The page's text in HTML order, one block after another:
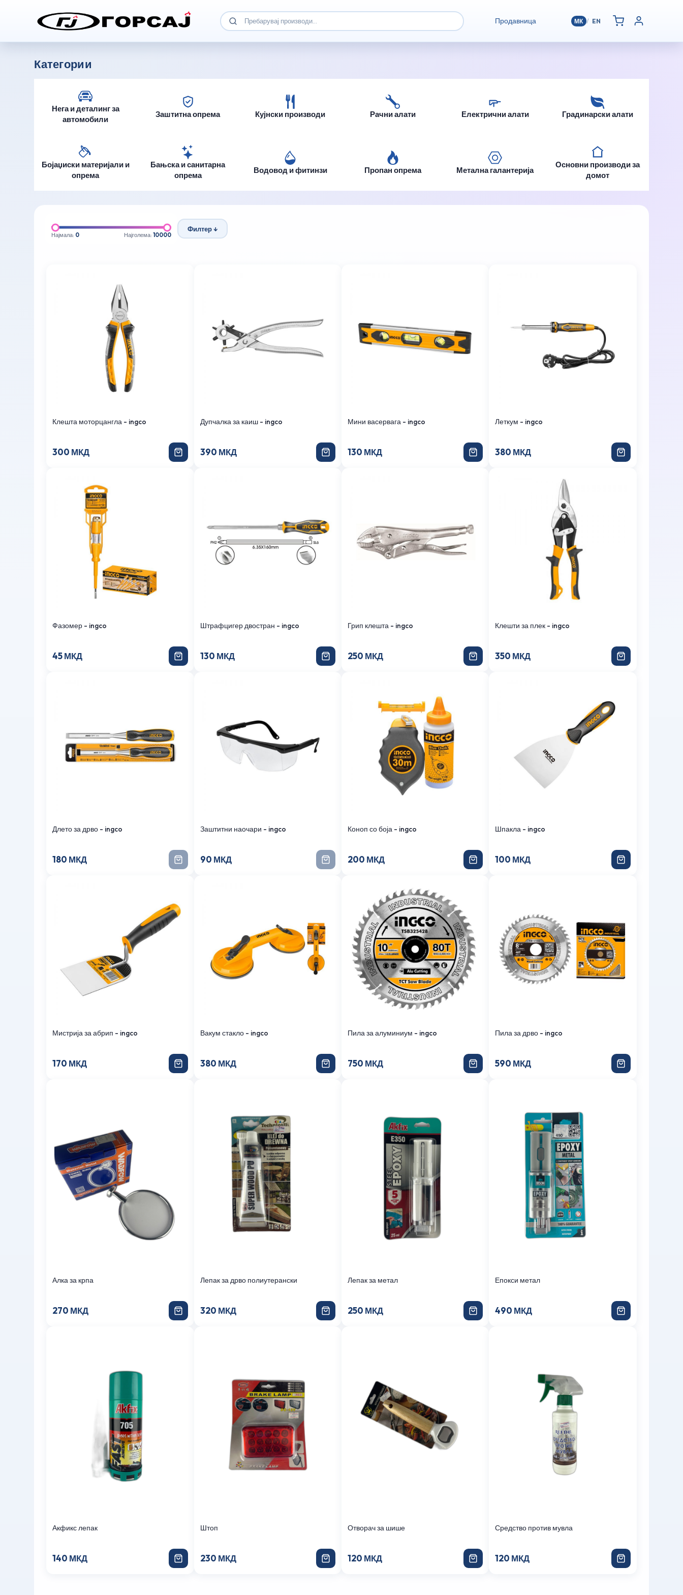
Продавница МК / EN
Категории
Нега и деталинг за
автомобили
Заштитна опрема Кујнски производи Рачни алати Електрични алати Градинарски алати
Бојаџиски материјали и
опрема
Бањска и санитарна
опрема
Водовод и фитинзи Пропан опрема Метална галантерија
Основни производи за
домот
Најмала: 0 Најголема: 10000
Филтер ↓
Клешта моторцангла - ingco
300 МКД
Дупчалка за каиш - ingco
390 МКД
Мини васервага - ingco
130 МКД
Леткум - ingco
380 МКД
Фазомер - ingco
45 МКД
Штрафцигер двостран - ingco
130 МКД
Грип клешта - ingco
250 МКД
Клешти за плек - ingco
350 МКД
Длето за дрво - ingco
180 МКД
Заштитни наочари - ingco
90 МКД
Коноп со боја - ingco
200 МКД
Шпакла - ingco
100 МКД
Мистрија за абрип - ingco
170 МКД
Вакум стакло - ingco
380 МКД
Пила за алуминиум - ingco
750 МКД
Пила за дрво - ingco
590 МКД
Алка за крпа
270 МКД
Лепак за дрво полиутерански
320 МКД
Лепак за метал
250 МКД
Епокси метал
490 МКД
Акфикс лепак
140 МКД
Штоп
230 МКД
Отворач за шише
120 МКД
Средство против мувла
120 МКД